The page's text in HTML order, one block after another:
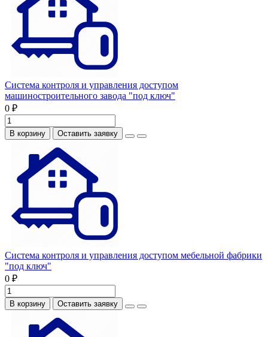
Система контроля и управления доступом
машиностроительного завода "под ключ"
0 ₽
В корзину Оставить заявку
Система контроля и управления доступом мебельной фабрики
"под ключ"
0 ₽
В корзину Оставить заявку